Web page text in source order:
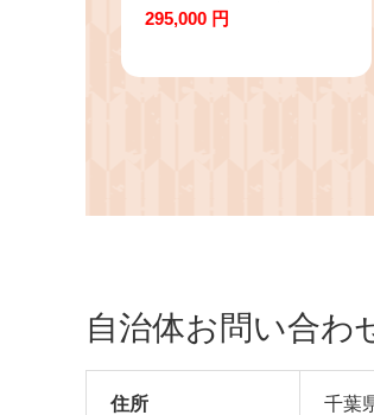
+脳ドック 胃透視検査
295,000 円
自治体お問い合わ
住所
千葉